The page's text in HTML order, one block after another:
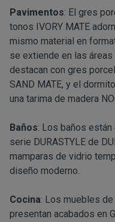
Pavimentos: El gres
tonos IVORY MATE
mismo material en
se extiende en las
destacan con gres
SAND MATE, y el
una tarima de madera
Baños: Los baños
serie DURASTYLE de
mamparas de vidrio
diseño moderno.
Cocina: Los muebles
presentan acabados en